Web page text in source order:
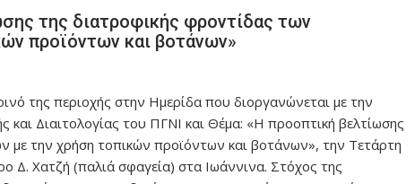
της διατροφικής φροντίδας των
προϊόντων και βοτάνων»
της περιοχής στην Ημερίδα που διοργανώνεται με την
Διαιτολογίας του ΠΓΝΙ και Θέμα: «Η προοπτική βελτίωσης
με την χρήση τοπικών προϊόντων και βοτάνων», την Τετάρτη
Χατζή (παλιά σφαγεία) στα Ιωάννινα. Στόχος της